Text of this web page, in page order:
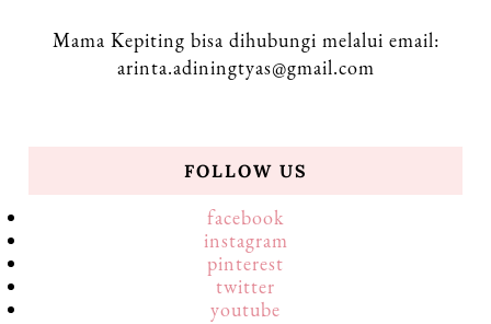
Mama Kepiting bisa dihubungi melalui email:
arinta.adiningtyas@gmail.com
FOLLOW US
facebook
instagram
pinterest
twitter
youtube